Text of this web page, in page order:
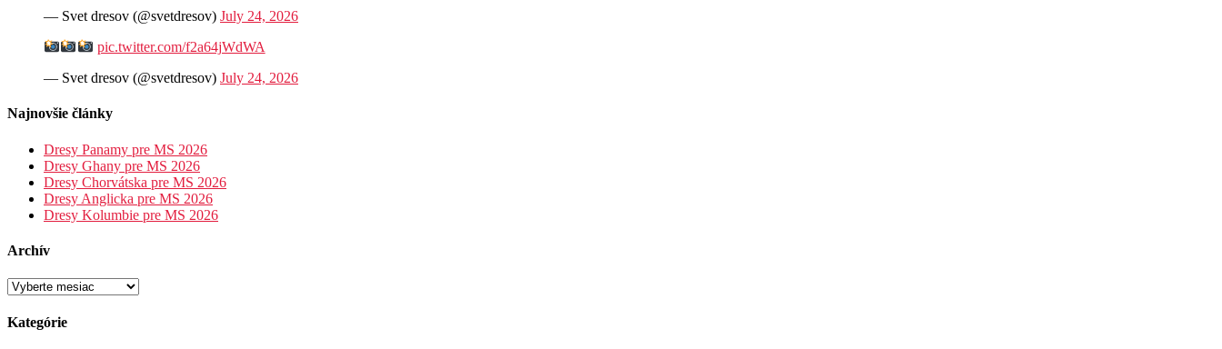
— Svet dresov (@svetdresov) July 24, 2026
pic.twitter.com/f2a64jWdWA
— Svet dresov (@svetdresov) July 24, 2026
Najnovšie články
Dresy Panamy pre MS 2026
Dresy Ghany pre MS 2026
Dresy Chorvátska pre MS 2026
Dresy Anglicka pre MS 2026
Dresy Kolumbie pre MS 2026
Archív
Archív
Kategórie